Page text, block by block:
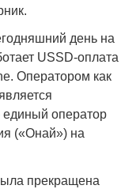
день на
USSD-оплата
Оператором как
оператор
(«Онай») на
прекращена